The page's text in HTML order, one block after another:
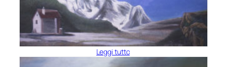
Leggi tutto